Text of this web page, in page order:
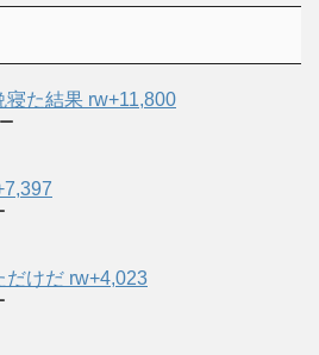
寝た結果 rw+11,800
だけだ rw+4,023